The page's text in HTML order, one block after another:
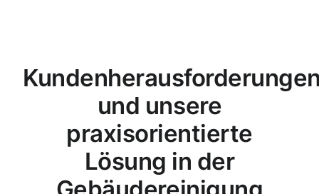
und unsere
praxisorientierte
Lösung in der